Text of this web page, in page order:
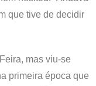
que tive de decidir
mas viu-se
primeira época que